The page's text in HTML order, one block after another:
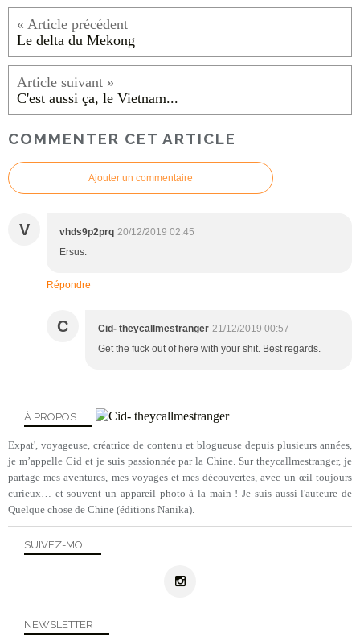
Le delta du Mekong
C'est aussi ça, le Vietnam...
COMMENTER CET ARTICLE
Ajouter un commentaire
V vhds9p2prq 20/12/2019 02:45
Ersus.
Répondre
C Cid- theycallmestranger 21/12/2019 00:57
Get the fuck out of here with your shit. Best regards.
NEWSLETTER
SUIVEZ-MOI
À PROPOS
Expat', voyageuse, créatrice de contenu et blogueuse depuis plusieurs années,
je m’appelle Cid et je suis passionnée par la Chine. Sur theycallmestranger, je
partage mes aventures, mes voyages et mes découvertes, avec un œil toujours
curieux… et souvent un appareil photo à la main ! Je suis aussi l'auteure de
Quelque chose de Chine (éditions Nanika).